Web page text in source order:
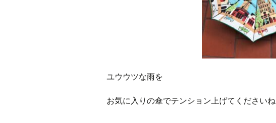
ユウウツな雨を
お気に入りの傘でテンション上げてくださいね